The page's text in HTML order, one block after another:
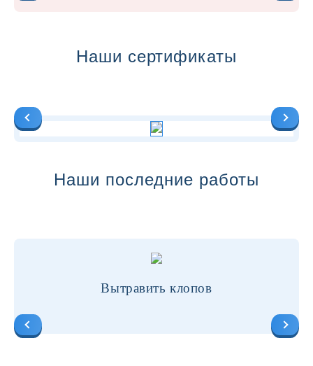
Наши сертификаты
Наши последние работы
Вытравить клопов